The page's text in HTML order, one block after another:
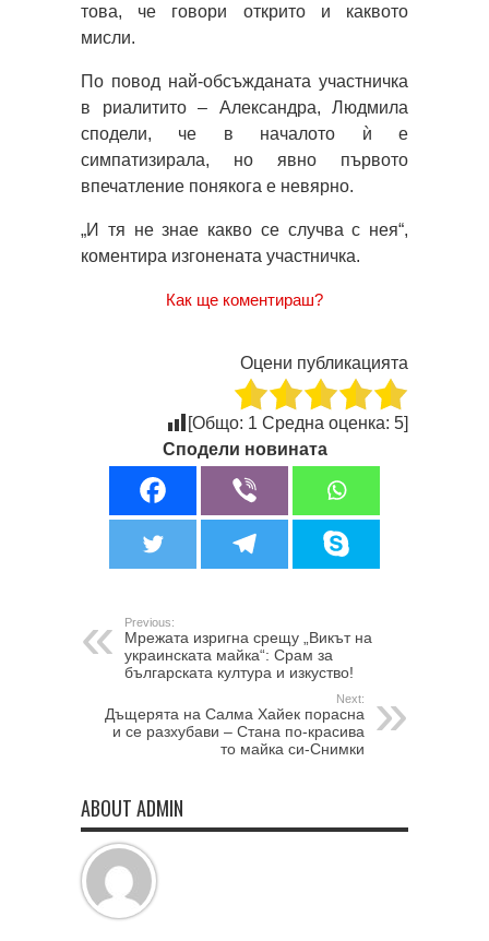
това, че говори открито и каквото
мисли.
По повод най-обсъжданата участничка
в риалитито – Александра, Людмила
сподели, че в началото ѝ е
симпатизирала, но явно първото
впечатление понякога е невярно.
„И тя не знае какво се случва с нея“,
коментира изгонената участничка.
Как ще коментираш?
Оцени публикацията
[Общо: 1 Средна оценка: 5]
Сподели новината
Previous:
Мрежата изригна срещу „Викът на
украинската майка“: Срам за
българската култура и изкуство!
Next:
Дъщерята на Салма Хайек порасна
и се разхубави – Стана по-красива
то майка си-Снимки
ABOUT ADMIN